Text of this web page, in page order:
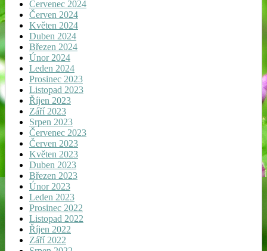
Červenec 2024
Červen 2024
Květen 2024
Duben 2024
Březen 2024
Únor 2024
Leden 2024
Prosinec 2023
Listopad 2023
Říjen 2023
Září 2023
Srpen 2023
Červenec 2023
Červen 2023
Květen 2023
Duben 2023
Březen 2023
Únor 2023
Leden 2023
Prosinec 2022
Listopad 2022
Říjen 2022
Září 2022